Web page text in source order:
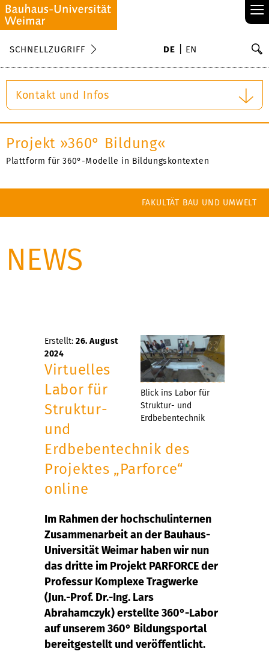
≡
SCHNELLZUGRIFF DE EN
Kontakt und Infos
Projekt »360° Bildung«
Plattform für 360°-Modelle in Bildungskontexten
FAKULTÄT BAU UND UMWELT
NEWS
Blick ins Labor für
Struktur- und
Erdbebentechnik
Erstellt: 26. August
2024
Virtuelles
Labor für
Struktur-
und
Erdbebentechnik des
Projektes „Parforce“
online
Im Rahmen der hochschulinternen
Zusammenarbeit an der Bauhaus-
Universität Weimar haben wir nun
das dritte im Projekt PARFORCE der
Professur Komplexe Tragwerke
(Jun.-Prof. Dr.-Ing. Lars
Abrahamczyk) erstellte 360°-Labor
auf unserem 360° Bildungsportal
bereitgestellt und veröffentlicht.